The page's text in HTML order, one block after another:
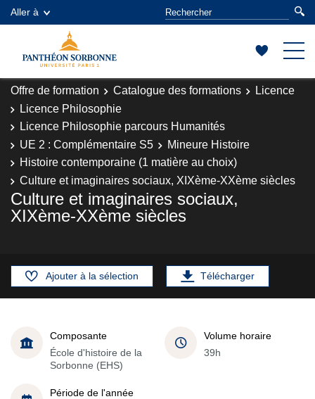
Aller à
Offre de formation Catalogue des formations
Licence
Licence Philosophie
Licence Philosophie parcours Humanités
UE 2 : Complémentaire S5
Mineure Histoire
Histoire contemporaine (1 matière au choix)
Culture et imaginaires sociaux, XIXème-XXème siècles
Culture et imaginaires sociaux,
XIXème-XXème siècles
Ajouter à la sélection Télécharger
Composante
École d'histoire de la
Sorbonne (EHS)
Volume horaire
39h
Période de l'année